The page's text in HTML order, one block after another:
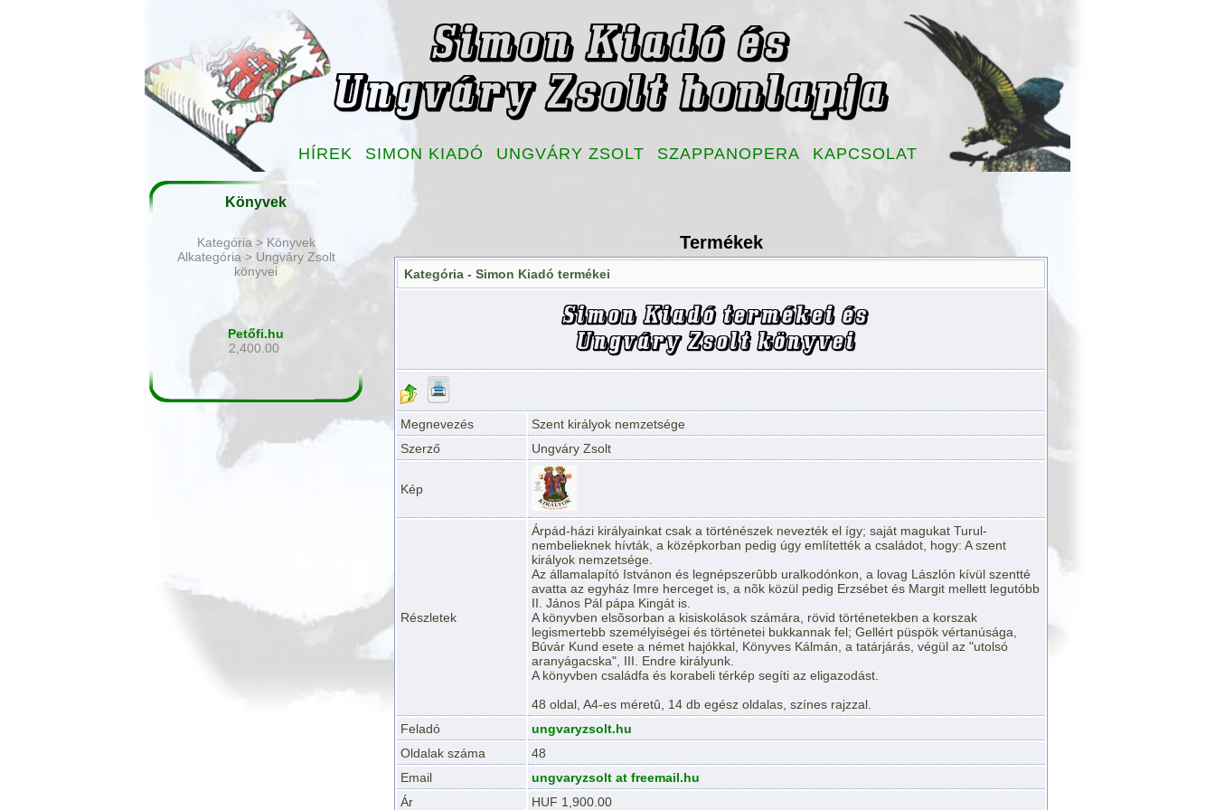
HÍREK SIMON KIADÓ UNGVÁRY ZSOLT SZAPPANOPERA KAPCSOLAT
Könyvek
Kategória > Könyvek
Alkategória > Ungváry Zsolt
könyvei
Petőfi.hu
2,400.00
Termékek
Kategória - Simon Kiadó termékei
Megnevezés
Szent királyok nemzetsége
Szerző
Ungváry Zsolt
Kép
Részletek
Árpád-házi királyainkat csak a történészek nevezték el így; saját magukat Turul-
nembelieknek hívták, a középkorban pedig úgy említették a családot, hogy: A szent
királyok nemzetsége.
Az államalapító Istvánon és legnépszerûbb uralkodónkon, a lovag Lászlón kívül szentté
avatta az egyház Imre herceget is, a nõk közül pedig Erzsébet és Margit mellett legutóbb
II. János Pál pápa Kingát is.
A könyvben elsõsorban a kisiskolások számára, rövid történetekben a korszak
legismertebb személyiségei és történetei bukkannak fel; Gellért püspök vértanúsága,
Búvár Kund esete a német hajókkal, Könyves Kálmán, a tatárjárás, végül az "utolsó
aranyágacska", III. Endre királyunk.
A könyvben családfa és korabeli térkép segíti az eligazodást.
48 oldal, A4-es méretû, 14 db egész oldalas, színes rajzzal.
Feladó
ungvaryzsolt.hu
Oldalak száma
48
Email
ungvaryzsolt at freemail.hu
Ár
HUF 1,900.00